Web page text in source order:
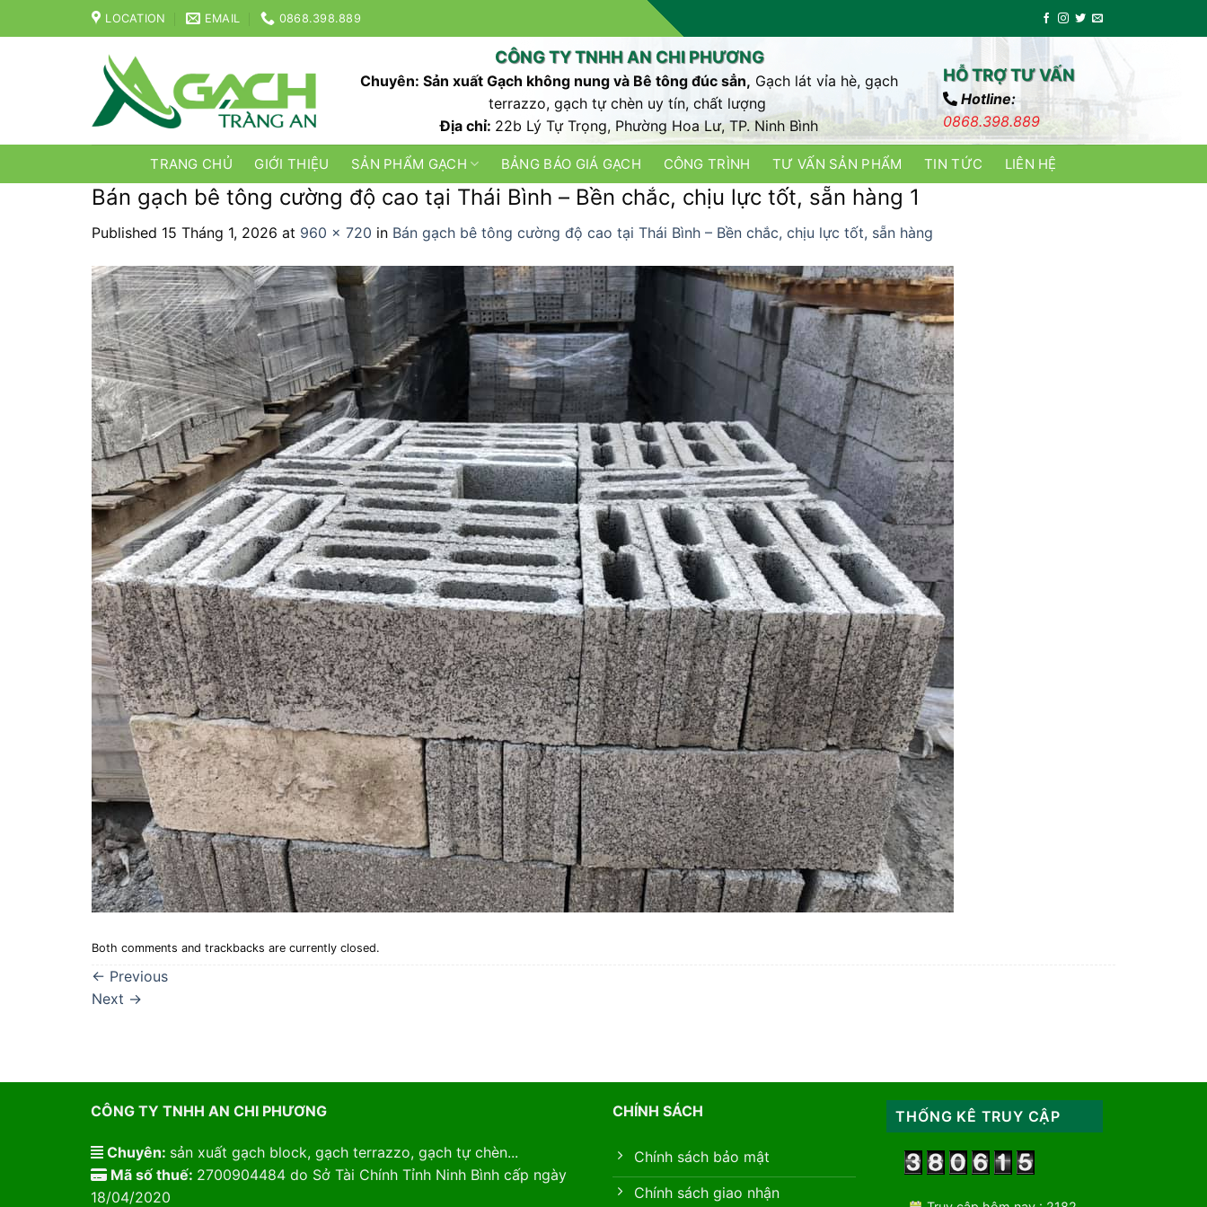
to
LOCATION EMAIL 0868.398.889
CÔNG TY TNHH AN CHI PHƯƠNG
Chuyên: Sản xuất Gạch không nung và Bê tông đúc sẳn, Gạch lát vỉa hè, gạch
terrazzo, gạch tự chèn uy tín, chất lượng
Địa chỉ: 22b Lý Tự Trọng, Phường Hoa Lư, TP. Ninh Bình
HỖ TRỢ TƯ VẤN
Hotline:
0868.398.889
TRANG CHỦ GIỚI THIỆU SẢN PHẨM GẠCH BẢNG BÁO GIÁ GẠCH CÔNG TRÌNH TƯ VẤN SẢN PHẨM TIN TỨC LIÊN HỆ
Bán gạch bê tông cường độ cao tại Thái Bình – Bền chắc, chịu lực tốt, sẵn hàng 1
Published 15 Tháng 1, 2026 at 960 × 720 in Bán gạch bê tông cường độ cao tại Thái Bình – Bền chắc, chịu lực tốt, sẵn hàng
Both comments and trackbacks are currently closed.
← Previous
Next →
CÔNG TY TNHH AN CHI PHƯƠNG
Chuyên: sản xuất gạch block, gạch terrazzo, gạch tự chèn...
Mã số thuế: 2700904484 do Sở Tài Chính Tỉnh Ninh Bình cấp ngày
18/04/2020
CHÍNH SÁCH
Chính sách bảo mật
Chính sách giao nhận
THỐNG KÊ TRUY CẬP